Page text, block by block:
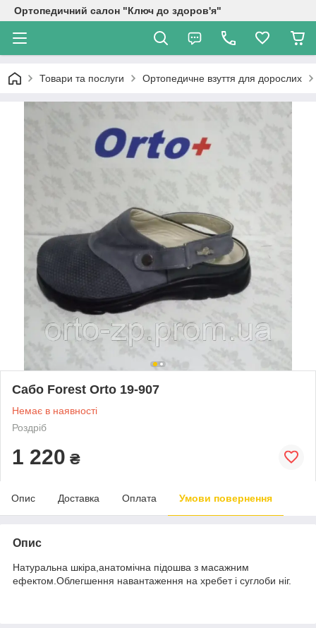
Ортопедичний салон "Ключ до здоров'я"
Товари та послуги Ортопедичне взуття для дорослих
Сабо Forest Оrto 19-907
Немає в наявності
Роздріб
1 220 ₴
Опис Доставка Оплата Умови повернення
Опис
Натуральна шкіра,анатомічна підошва з масажним
ефектом.Облегшення навантаження на хребет і суглоби ніг.